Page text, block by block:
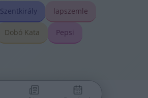
Szentkirály lapszemle
Dobó Kata Pepsi